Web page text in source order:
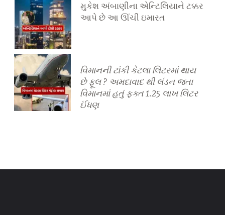
વિમાનની ટાંકી કેટલા લિટરમાં થાય
છે ફૂલ ? અમદાવાદ થી લંડન જતા
વિમાનમાં હતું ફક્ત 1.25 લાખ લિટર
ઈંધણ
મુકેશ અંબાણીના એન્ટિલિયાને ટક્કર
આપે છે આ ઊંચી ઇમારત